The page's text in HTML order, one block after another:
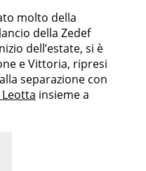
molto della
della Zedef
dell’estate, si è
e Vittoria, ripresi
separazione con
insieme a